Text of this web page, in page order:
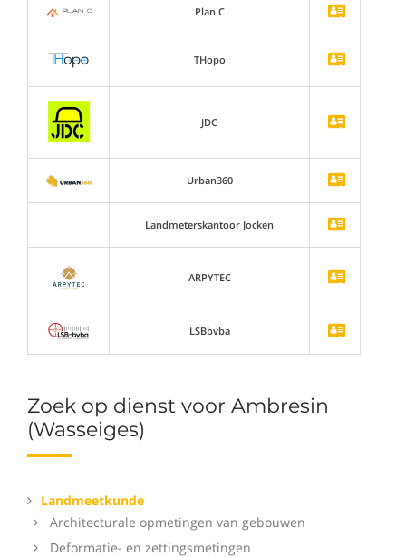
Zoek op dienst voor Ambresin
(Wasseiges)
Landmeetkunde
Architecturale opmetingen van gebouwen
Deformatie- en zettingsmetingen
Plan C
THopo
JDC
Urban360
Landmeterskantoor Jocken
ARPYTEC
LSBbvba